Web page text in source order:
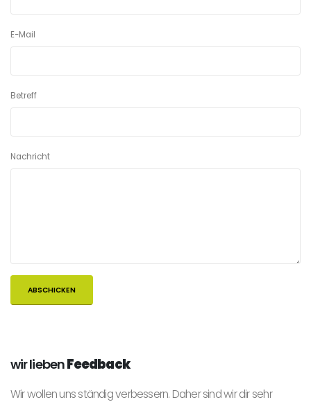
E-Mail
Betreff
Nachricht
wir liebenFeedback
Wir wollen uns ständig verbessern. Daher sind wir dir sehr